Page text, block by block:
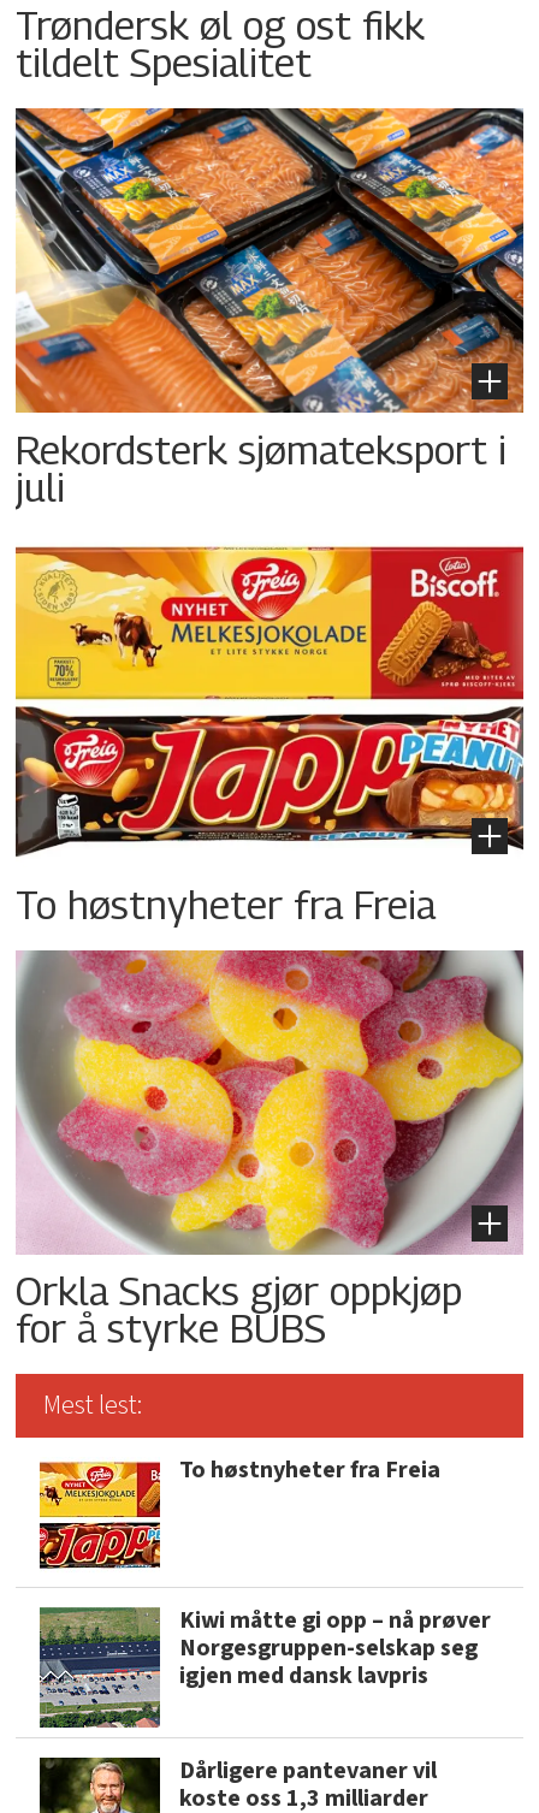
Trøndersk øl og ost fikk
tildelt Spesialitet
Rekordsterk sjømateksport i
juli
To høstnyheter fra Freia
Orkla Snacks gjør oppkjøp
for å styrke BUBS
Mest lest:
To høstnyheter fra Freia
Kiwi måtte gi opp – nå prøver
Norgesgruppen-selskap seg
igjen med dansk lavpris
Dårligere pantevaner vil
koste oss 1,3 milliarder